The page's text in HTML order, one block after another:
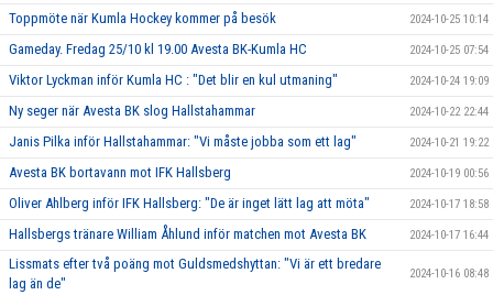
Toppmöte när Kumla Hockey kommer på besök 2024-10-25 10:14
Gameday. Fredag 25/10 kl 19.00 Avesta BK-Kumla HC 2024-10-25 07:54
Viktor Lyckman inför Kumla HC : "Det blir en kul utmaning" 2024-10-24 19:09
Ny seger när Avesta BK slog Hallstahammar 2024-10-22 22:44
Janis Pilka inför Hallstahammar: "Vi måste jobba som ett lag" 2024-10-21 19:22
Avesta BK bortavann mot IFK Hallsberg 2024-10-19 00:56
Oliver Ahlberg inför IFK Hallsberg: "De är inget lätt lag att möta" 2024-10-17 18:58
Hallsbergs tränare William Åhlund inför matchen mot Avesta BK 2024-10-17 16:44
Lissmats efter två poäng mot Guldsmedshyttan: "Vi är ett bredare
lag än de"
2024-10-16 08:48